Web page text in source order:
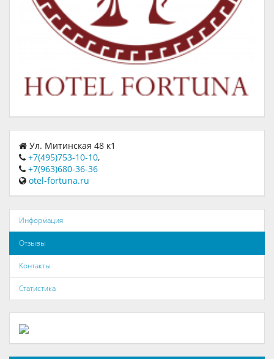
Ул. Митинская 48 к1
+7(495)753-10-10,
+7(963)680-36-36
otel-fortuna.ru
Информация
Отзывы
Контакты
Статистика